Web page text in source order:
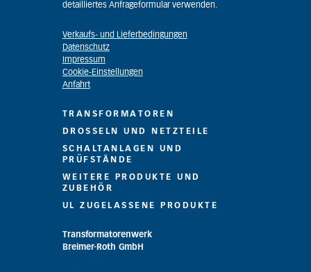
detailliertes Anfrageformular verwenden.
Verkaufs- und Lieferbedingungen
Datenschutz
Impressum
Cookie-Einstellungen
Anfahrt
TRANSFORMATOREN
DROSSELN UND NETZTEILE
SCHALTANLAGEN UND
PRÜFSTÄNDE
WEITERE PRODUKTE UND
ZUBEHÖR
UL ZUGELASSENE PRODUKTE
Transformatorenwerk
Breimer-Roth GmbH